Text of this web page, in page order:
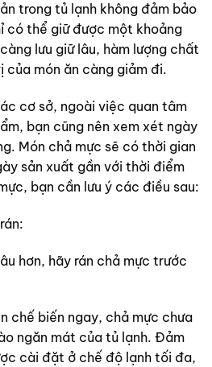
trong tủ lạnh không đảm bảo
có thể giữ được một khoảng
lưu giữ lâu, hàm lượng chất
của món ăn càng giảm đi.
cơ sở, ngoài việc quan tâm
bạn cũng nên xem xét ngày
Món chả mực sẽ có thời gian
sản xuất gần với thời điểm
bạn cần lưu ý các điều sau:
hơn, hãy rán chả mực trước
chế biến ngay, chả mực chưa
ngăn mát của tủ lạnh. Đảm
cài đặt ở chế độ lạnh tối đa,